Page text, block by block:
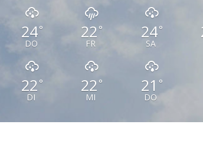
24°
DO
22 °
FR
24°
SA
22 °
DI
22 °
MI
21 °
DO